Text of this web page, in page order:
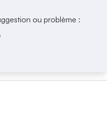
ou problème :